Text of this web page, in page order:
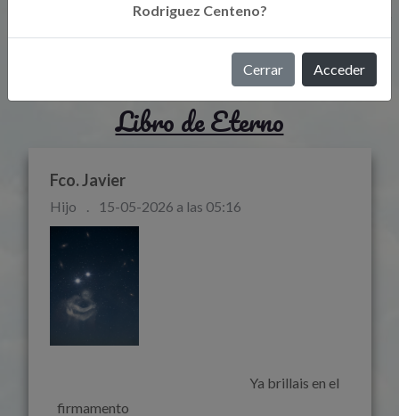
Libro de Eterno
Fco. Javier
Hijo . 15-05-2026 a las 05:16
firmamento
Rodriguez Centeno?
Cerrar Acceder